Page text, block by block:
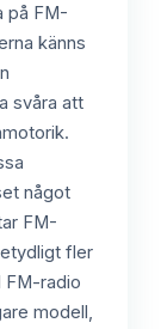
på FM-
känns
svåra att
något
FM-
fler
FM-radio
modell,